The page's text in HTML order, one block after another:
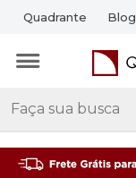
Quadrante Blog